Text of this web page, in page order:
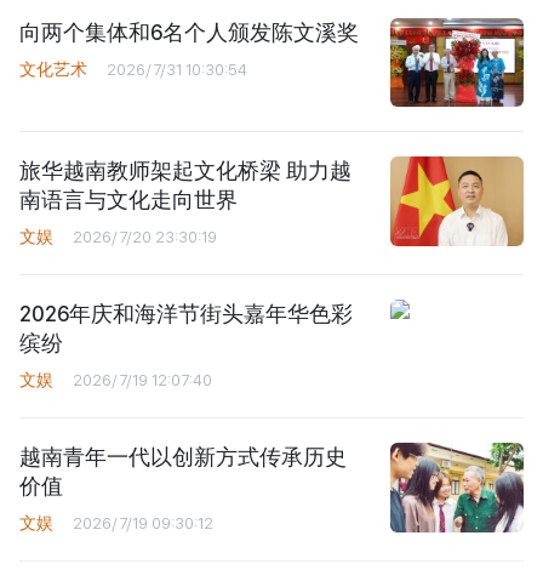
向两个集体和6名个人颁发陈文溪奖
文化艺术 2026/7/31 10:30:54
旅华越南教师架起文化桥梁 助力越
南语言与文化走向世界
文娱 2026/7/20 23:30:19
2026年庆和海洋节街头嘉年华色彩
缤纷
文娱 2026/7/19 12:07:40
越南青年一代以创新方式传承历史
价值
文娱 2026/7/19 09:30:12